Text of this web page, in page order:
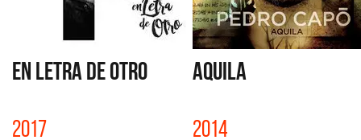
EN LETRA DE OTRO
2017
AQUILA
2014